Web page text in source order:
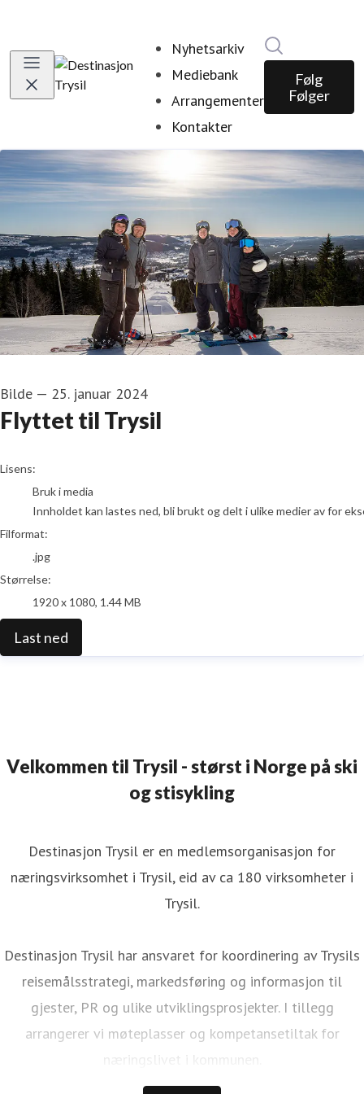
Nyhetsarkiv
Mediebank
Arrangementer
Kontakter
Følg
Følger
Bilde — 25. januar 2024
Flyttet til Trysil
go to media item
Lisens:
Bruk i media
Innholdet kan lastes ned, bli brukt og delt i ulike medier av for
Filformat:
.jpg
Størrelse:
1920 x 1080, 1.44 MB
Last ned
Velkommen til Trysil - størst i Norge på ski
og stisykling
Destinasjon Trysil er en medlemsorganisasjon for
næringsvirksomhet i Trysil, eid av ca 180 virksomheter i
Trysil.
Destinasjon Trysil har ansvaret for koordinering av Trysils
reisemålsstrategi, markedsføring og informasjon til
gjester, PR og ulike utviklingsprosjekter. I tillegg
arrangerer vi møteplasser og kompetansetiltak for
næringslivet i kommunen.